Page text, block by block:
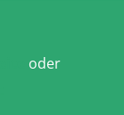
oder